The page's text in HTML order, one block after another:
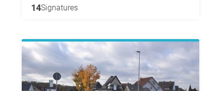
14Signatures